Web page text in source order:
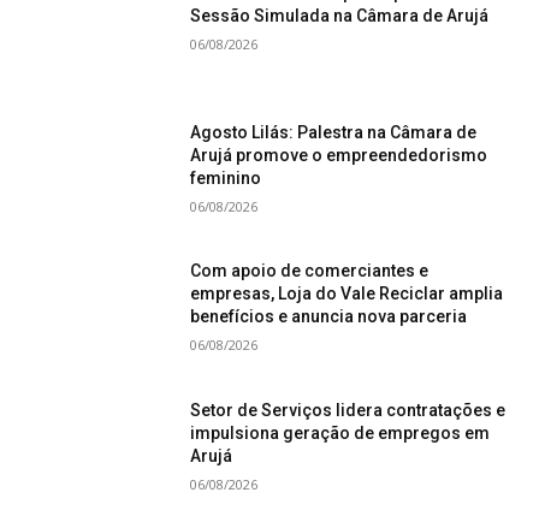
Sessão Simulada na Câmara de Arujá
06/08/2026
Agosto Lilás: Palestra na Câmara de
Arujá promove o empreendedorismo
feminino
06/08/2026
Com apoio de comerciantes e
empresas, Loja do Vale Reciclar amplia
benefícios e anuncia nova parceria
06/08/2026
Setor de Serviços lidera contratações e
impulsiona geração de empregos em
Arujá
06/08/2026